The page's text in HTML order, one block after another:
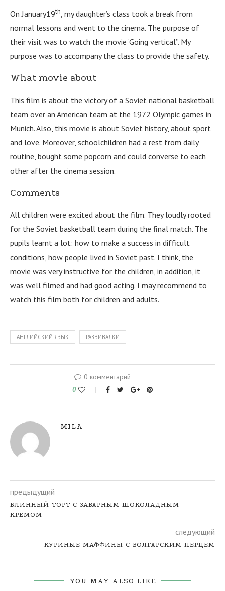
On January19th, my daughter’s class took a break from
normal lessons and went to the cinema. The purpose of
their visit was to watch the movie ‘Going vertical”. My
purpose was to accompany the class to provide the safety.
What movie about
This film is about the victory of a Soviet national basketball
team over an American team at the 1972 Olympic games in
Munich. Also, this movie is about Soviet history, about sport
and love. Moreover, schoolchildren had a rest from daily
routine, bought some popcorn and could converse to each
other after the cinema session.
Comments
All children were excited about the film. They loudly rooted
for the Soviet basketball team during the final match. The
pupils learnt a lot: how to make a success in difficult
conditions, how people lived in Soviet past. I think, the
movie was very instructive for the children, in addition, it
was well filmed and had good acting. I may recommend to
watch this film both for children and adults.
АНГЛИЙСКИЙ ЯЗЫК РАЗВИВАЛКИ
0 комментарий
0
MILA
предыдущий
БЛИННЫЙ ТОРТ С ЗАВАРНЫМ ШОКОЛАДНЫМ
КРЕМОМ
следующий
КУРИНЫЕ МАФФИНЫ С БОЛГАРСКИМ ПЕРЦЕМ
YOU MAY ALSO LIKE